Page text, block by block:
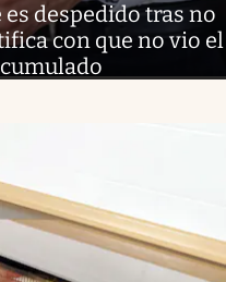
despedido tras no
con que no vio el